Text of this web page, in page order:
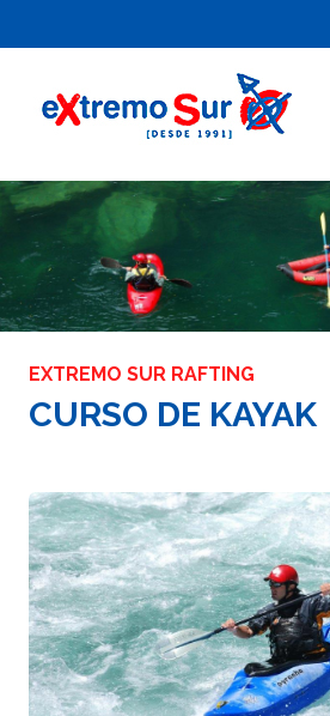
EXTREMO SUR RAFTING
CURSO DE KAYAK